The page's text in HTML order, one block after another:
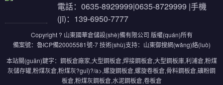
電話：0635-8929999|0635-8729999 |手機
(jī)：139-6950-7777
Copyright ? 山東國華倉儲設(shè)備有限公司 版權(quán)所有
備案號： 魯ICP備20005581號-7技術(shù)支持： 山東御搜網(wǎng)絡(luò)
本站關(guān)鍵字： 鋼板倉廠家,大型鋼板倉,焊接鋼板倉,大型鋼板庫,利浦倉,粉煤
灰儲存罐,粉煤灰倉,粉煤灰?guī)?/a>,螺旋鋼板倉,螺旋卷板倉,骨料鋼板倉,礦粉鋼
板倉,粉煤灰鋼板倉,水泥鋼板倉,卷板倉